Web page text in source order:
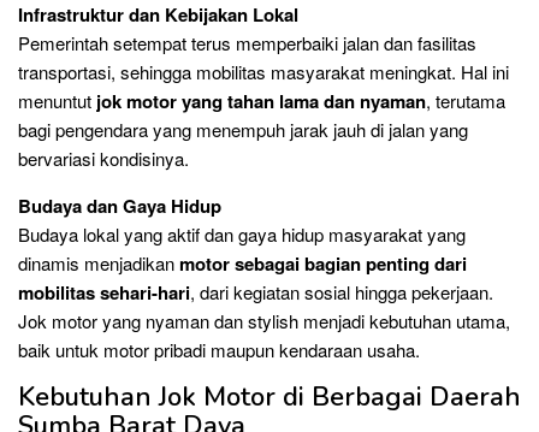
Infrastruktur dan Kebijakan Lokal
Pemerintah setempat terus memperbaiki jalan dan fasilitas
transportasi, sehingga mobilitas masyarakat meningkat. Hal ini
menuntut jok motor yang tahan lama dan nyaman, terutama
bagi pengendara yang menempuh jarak jauh di jalan yang
bervariasi kondisinya.
Budaya dan Gaya Hidup
Budaya lokal yang aktif dan gaya hidup masyarakat yang
dinamis menjadikanmotor sebagai bagian penting dari
mobilitas sehari-hari, dari kegiatan sosial hingga pekerjaan.
Jok motor yang nyaman dan stylish menjadi kebutuhan utama,
baik untuk motor pribadi maupun kendaraan usaha.
Kebutuhan Jok Motor di Berbagai Daerah